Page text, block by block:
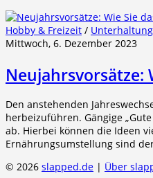
Hobby & Freizeit /
Mittwoch, 6. Dezember 2023
Neujahrsvorsätze:
Den anstehenden
herbeizuführen. Gängige
ab. Hierbei können die Ideen
Ernährungsumstellung sind
© 2026 slapped.de | Über